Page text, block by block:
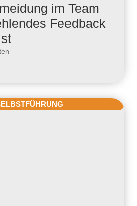
im Team
Feedback